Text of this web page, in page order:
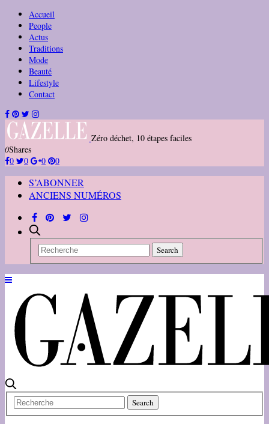
Accueil
People
Actus
Traditions
Mode
Beauté
Lifestyle
Contact
Zéro déchet, 10 étapes faciles
0Shares
0
0 0 0
S’ABONNER
ANCIENS NUMÉROS